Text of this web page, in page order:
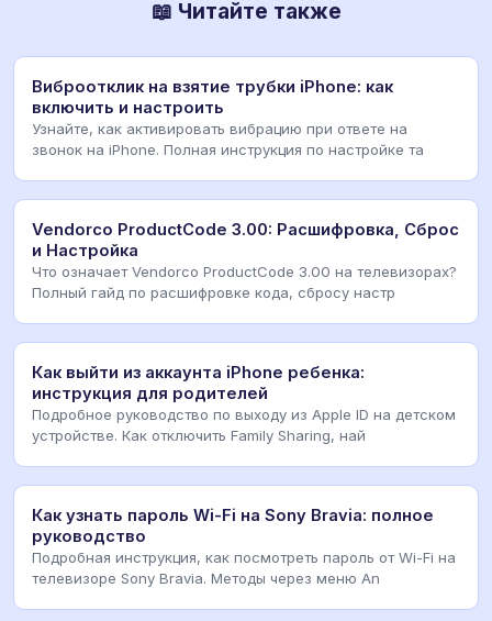
📖 Читайте также
Виброотклик на взятие трубки iPhone: как
включить и настроить
Узнайте, как активировать вибрацию при ответе на
звонок на iPhone. Полная инструкция по настройке та
Vendorco ProductCode 3.00: Расшифровка, Сброс
и Настройка
Что означает Vendorco ProductCode 3.00 на телевизорах?
Полный гайд по расшифровке кода, сбросу настр
Как выйти из аккаунта iPhone ребенка:
инструкция для родителей
Подробное руководство по выходу из Apple ID на детском
устройстве. Как отключить Family Sharing, най
Как узнать пароль Wi-Fi на Sony Bravia: полное
руководство
Подробная инструкция, как посмотреть пароль от Wi-Fi на
телевизоре Sony Bravia. Методы через меню An